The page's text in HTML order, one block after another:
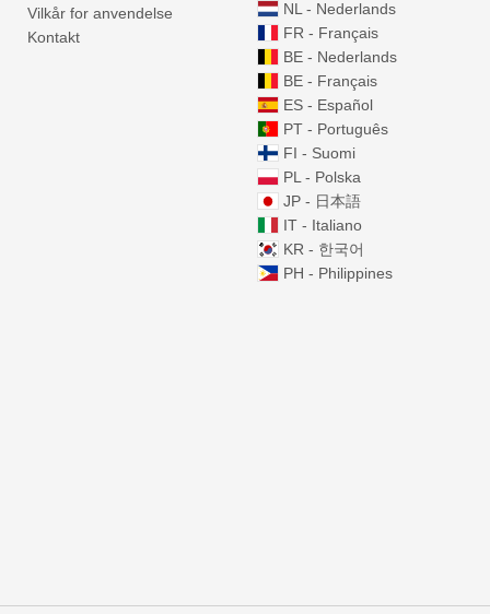
Vilkår for anvendelse
Kontakt
NL - Nederlands
FR - Français
BE - Nederlands
BE - Français
ES - Español
PT - Português
FI - Suomi
PL - Polska
JP - 日本語
IT - Italiano
KR - 한국어
PH - Philippines